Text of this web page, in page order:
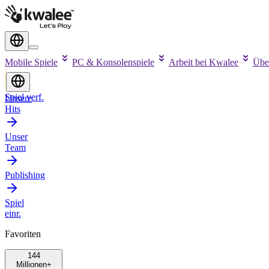
Mobile Spiele PC & Konsolenspiele Arbeit bei Kwalee
Spiel verf.
Unsere
Hits
Unser
Team
Publishing
Spiel
einr.
Favoriten
144
Millionen+